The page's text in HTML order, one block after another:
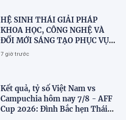
HỆ SINH THÁI GIẢI PHÁP
KHOA HỌC, CÔNG NGHỆ VÀ
ĐỔI MỚI SÁNG TẠO PHỤC VỤ
CHUYỂN ĐỔI KÉP VÀ PHÁT
7 giờ trước
Kết quả, tỷ số Việt Nam vs
Campuchia hôm nay 7/8 - AFF
Cup 2026: Đình Bắc hẹn Thái